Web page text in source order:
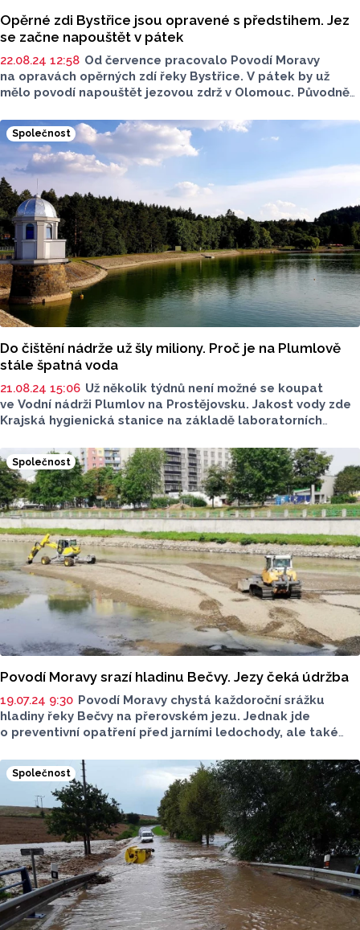
Opěrné zdi Bystřice jsou opravené s předstihem. Jez
se začne napouštět v pátek
22.08.24 12:58 Od července pracovalo Povodí Moravy
na opravách opěrných zdí řeky Bystřice. V pátek by už
mělo povodí napouštět jezovou zdrž v Olomouc. Původně
Společnost
Do čištění nádrže už šly miliony. Proč je na Plumlově
stále špatná voda
21.08.24 15:06 Už několik týdnů není možné se koupat
ve Vodní nádrži Plumlov na Prostějovsku. Jakost vody zde
Krajská hygienická stanice na základě laboratorních
a vydala také výslovný zákaz koupání. Plumlovská
přehrada se s problémovou kvalitou vody potýká
dlouhodobě, zákaz totiž KHS vydala i loni, ale o několik
týdnů později. Pravidelná měření neukazují žádná zlepšení,
další výsledky bude mít KHS ve čtvrtek. Olomoucký kraj
s okolními obcemi a Povodím Moravy přitom vynaložil
nemalé peníze na zlepšení kvality vody.
Společnost
Povodí Moravy srazí hladinu Bečvy. Jezy čeká údržba
19.07.24 9:30 Povodí Moravy chystá každoroční srážku
hladiny řeky Bečvy na přerovském jezu. Jednak jde
o preventivní opatření před jarními ledochody, ale také
po zbytek roku pod vodní hladinou. Srážka potrvá týden.
Společnost